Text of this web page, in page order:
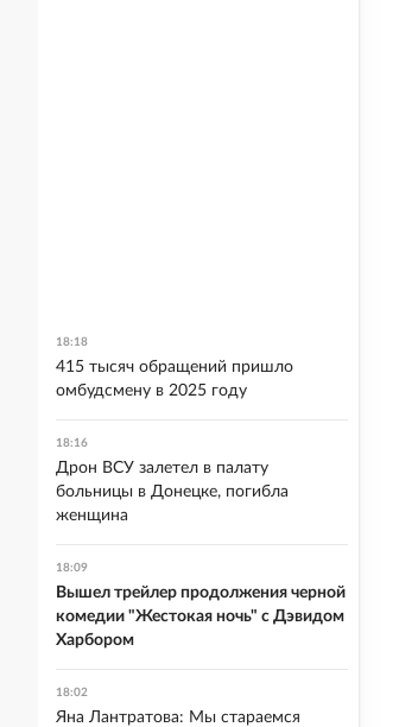
18:18
415 тысяч обращений пришло
омбудсмену в 2025 году
18:16
Дрон ВСУ залетел в палату
больницы в Донецке, погибла
женщина
18:09
Вышел трейлер продолжения черной
комедии "Жестокая ночь" с Дэвидом
Харбором
18:02
Яна Лантратова: Мы стараемся